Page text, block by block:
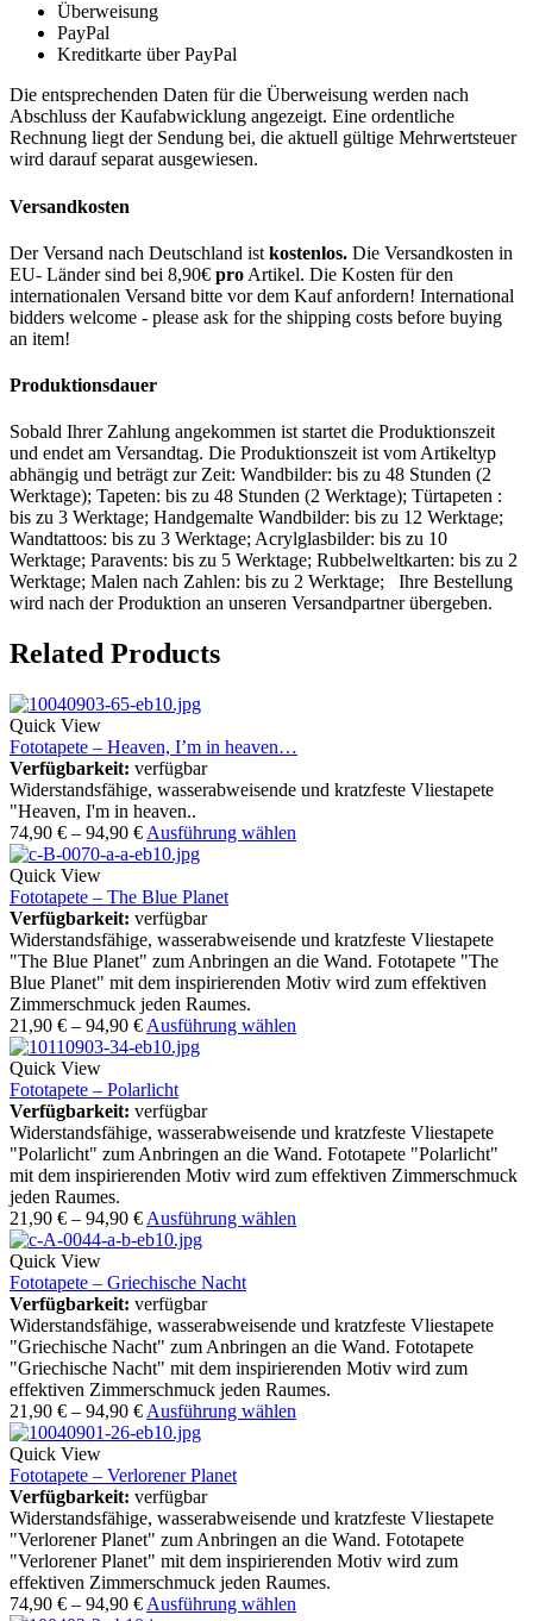
Überweisung
PayPal
Kreditkarte über PayPal
Die entsprechenden Daten für die Überweisung werden nach
Abschluss der Kaufabwicklung angezeigt. Eine ordentliche
Rechnung liegt der Sendung bei, die aktuell gültige Mehrwertsteuer
wird darauf separat ausgewiesen.
Versandkosten
Der Versand nach Deutschland ist kostenlos. Die Versandkosten in
EU- Länder sind bei 8,90€ pro Artikel. Die Kosten für den
internationalen Versand bitte vor dem Kauf anfordern! International
bidders welcome - please ask for the shipping costs before buying
an item!
Produktionsdauer
Sobald Ihrer Zahlung angekommen ist startet die Produktionszeit
und endet am Versandtag. Die Produktionszeit ist vom Artikeltyp
abhängig und beträgt zur Zeit: Wandbilder: bis zu 48 Stunden (2
Werktage); Tapeten: bis zu 48 Stunden (2 Werktage); Türtapeten :
bis zu 3 Werktage; Handgemalte Wandbilder: bis zu 12 Werktage;
Wandtattoos: bis zu 3 Werktage; Acrylglasbilder: bis zu 10
Werktage; Paravents: bis zu 5 Werktage; Rubbelweltkarten: bis zu 2
Werktage; Malen nach Zahlen: bis zu 2 Werktage; Ihre Bestellung
wird nach der Produktion an unseren Versandpartner übergeben.
Related Products
Quick View
Fototapete – Heaven, I’m in heaven…
Verfügbarkeit: verfügbar
Widerstandsfähige, wasserabweisende und kratzfeste Vliestapete
"Heaven, I'm in heaven..
74,90 € – 94,90 € Ausführung wählen
Quick View
Fototapete – The Blue Planet
Verfügbarkeit: verfügbar
Widerstandsfähige, wasserabweisende und kratzfeste Vliestapete
"The Blue Planet" zum Anbringen an die Wand. Fototapete "The
Blue Planet" mit dem inspirierenden Motiv wird zum effektiven
Zimmerschmuck jeden Raumes.
21,90 € – 94,90 € Ausführung wählen
Quick View
Fototapete – Polarlicht
Verfügbarkeit: verfügbar
Widerstandsfähige, wasserabweisende und kratzfeste Vliestapete
"Polarlicht" zum Anbringen an die Wand. Fototapete "Polarlicht"
mit dem inspirierenden Motiv wird zum effektiven Zimmerschmuck
jeden Raumes.
21,90 € – 94,90 € Ausführung wählen
Quick View
Fototapete – Griechische Nacht
Verfügbarkeit: verfügbar
Widerstandsfähige, wasserabweisende und kratzfeste Vliestapete
"Griechische Nacht" zum Anbringen an die Wand. Fototapete
"Griechische Nacht" mit dem inspirierenden Motiv wird zum
effektiven Zimmerschmuck jeden Raumes.
21,90 € – 94,90 € Ausführung wählen
Quick View
Fototapete – Verlorener Planet
Verfügbarkeit: verfügbar
Widerstandsfähige, wasserabweisende und kratzfeste Vliestapete
"Verlorener Planet" zum Anbringen an die Wand. Fototapete
"Verlorener Planet" mit dem inspirierenden Motiv wird zum
effektiven Zimmerschmuck jeden Raumes.
74,90 € – 94,90 € Ausführung wählen